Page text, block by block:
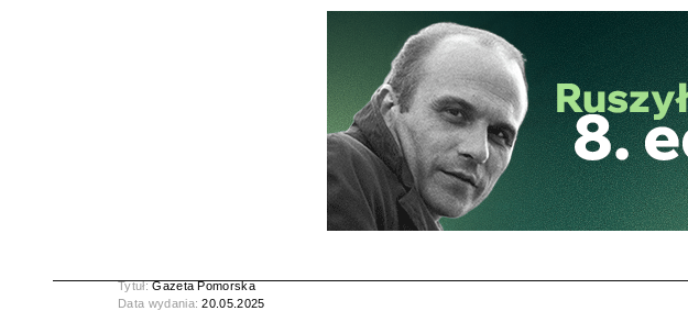
Tytuł:Gazeta Pomorska
Data wydania:20.05.2025